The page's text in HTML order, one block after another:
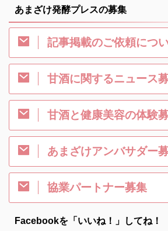
あまざけ発酵プレスの募集
記事掲載のご依頼につ
甘酒に関するニュース
甘酒と健康美容の体験
あまざけアンバサダー
協業パートナー募集
Facebookを「いいね！」してね！